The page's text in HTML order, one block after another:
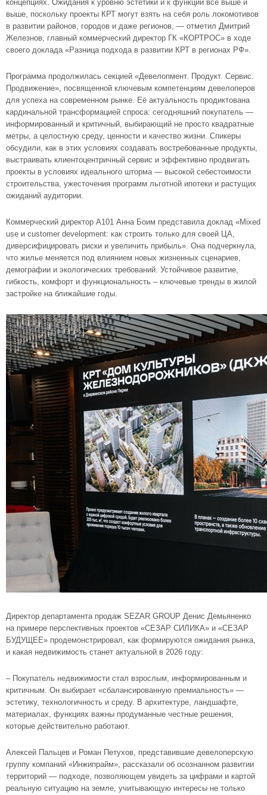
концепциях. Ожидания к уровню эстетики и к функции все выше и
выше, поскольку проекты КРТ могут взять на себя роль локомотивов
в развитии районов, городов и даже регионов, — отметил Дмитрий
Железнов, главный коммерческий директор ГК «КОРТРОС» в ходе
своего доклада «Разница подхода в развитии КРТ в регионах РФ».
Программа продолжилась секцией «Девелопмент. Продукт. Сервис.
Продвижение», посвященной ключевым компетенциям девелоперов
для успеха на современном рынке. Её актуальность продиктована
кардинальной трансформацией спроса: сегодняшний покупатель —
информированный и критичный, выбирающий не просто квадратные
метры, а целостную среду, ценности и качество жизни. Спикеры
обсудили, как в этих условиях создавать востребованные продукты,
выстраивать клиентоцентричный сервис и эффективно продвигать
проекты в условиях идеального шторма — высокой себестоимости
строительства, ужесточения программ льготной ипотеки и растущих
ожиданий аудитории.
Коммерческий директор А101 Анна Боим представила доклад «Mixed
use и customer development: как строить только для своей ЦА,
диверсифицировать риски и увеличить прибыль». Она подчеркнула,
что жилье меняется под влиянием новых жизненных сценариев,
демографии и экологических требований. Устойчивое развитие,
гибкость, комфорт и функциональность – ключевые тренды в жилой
застройке на ближайшие годы.
Директор департамента продаж SEZAR GROUP Денис Демьяненко
на примере перспективных проектов «СЕЗАР СИЛИКА» и «СЕЗАР
БУДУЩЕЕ» продемонстрировал, как формируются ожидания рынка,
и какая недвижимость станет актуальной в 2026 году:
– Покупатель недвижимости стал взрослым, информированным и
критичным. Он выбирает «сбалансированную премиальность» —
эстетику, технологичность и среду. В архитектуре, ландшафте,
материалах, функциях важны продуманные честные решения,
которые действительно работают.
Алексей Пальцев и Роман Петухов, представившие девелоперскую
группу компаний «Инжипрайм», рассказали об осознанном развитии
территорий — подходе, позволяющем увидеть за цифрами и картой
реальную ситуацию на земле, учитывающую интересы не только